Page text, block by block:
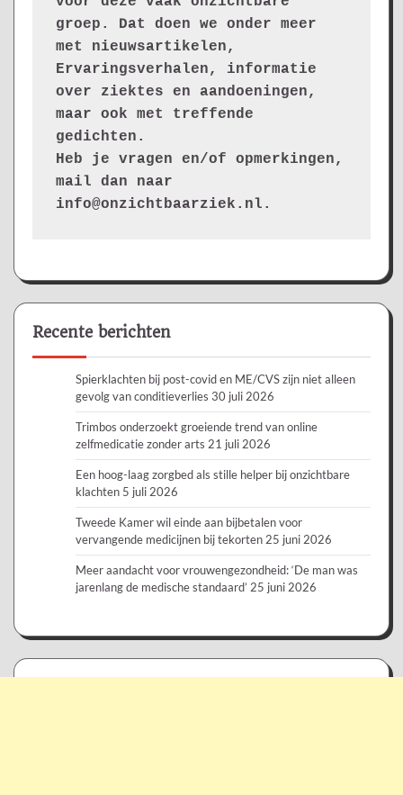
groep. Dat doen we onder meer
met nieuwsartikelen,
Ervaringsverhalen, informatie
over ziektes en aandoeningen,
maar ook met treffende
gedichten.
Heb je vragen en/of opmerkingen,
mail dan naar
info@onzichtbaarziek.nl.
Recente berichten
Spierklachten bij post-covid en ME/CVS zijn niet alleen
gevolg van conditieverlies 30 juli 2026
Trimbos onderzoekt groeiende trend van online
zelfmedicatie zonder arts 21 juli 2026
Een hoog-laag zorgbed als stille helper bij onzichtbare
klachten 5 juli 2026
Tweede Kamer wil einde aan bijbetalen voor
vervangende medicijnen bij tekorten 25 juni 2026
Meer aandacht voor vrouwengezondheid: ‘De man was
jarenlang de medische standaard’ 25 juni 2026